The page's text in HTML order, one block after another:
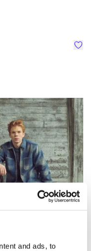
and ads, to